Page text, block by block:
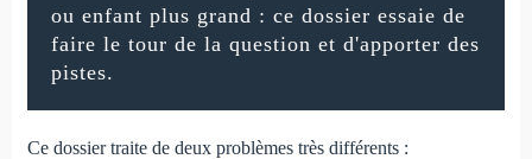
ou enfant plus grand : ce dossier essaie de
faire le tour de la question et d'apporter des
pistes.
Ce dossier traite de deux problèmes très différents :